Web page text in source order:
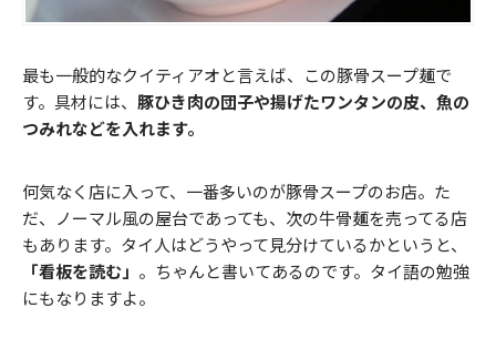
最も一般的なクイティアオと言えば、この豚骨スープ麺で
す。具材には、 豚ひき肉の団子や揚げたワンタンの皮、魚の
つみれなどを入れます。
何気なく店に入って、一番多いのが豚骨スープのお店。た
だ、ノーマル風の屋台であっても、次の牛骨麺を売ってる店
もあります。タイ人はどうやって見分けているかというと、
「看板を読む」 。ちゃんと書いてあるのです。タイ語の勉強
にもなりますよ。